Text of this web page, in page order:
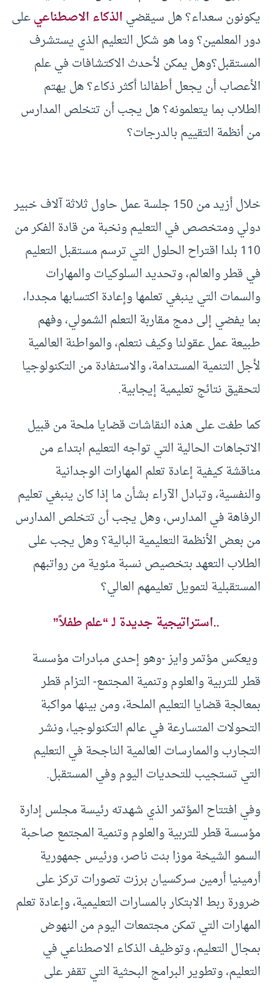
يكونون سعداء؟ هل سيقضيالذكاء الاصطناعيعلى
دور المعلمين؟ وما هو شكل التعليم الذي يستشرف
المستقبل؟وهل يمكن لأحدث الاكتشافات في علم
الأعصاب أن يجعل أطفالنا أكثر ذكاء؟ هل يهتم
الطلاب بما يتعلمونه؟ هل يجب أن تتخلص المدارس
من أنظمة التقييم بالدرجات؟
خلال أزيد من 150 جلسة عمل حاول ثلاثة آلاف خبير
دولي ومتخصص في التعليم ونخبة من قادة الفكر من
110 بلدا اقتراح الحلول التي ترسم مستقبل التعليم
في قطر والعالم، وتحديد السلوكيات والمهارات
والسمات التي ينبغي تعلمها وإعادة اكتسابها مجددا،
بما يفضي إلى دمج مقاربة التعلم الشمولي، وفهم
طبيعة عمل عقولنا وكيف نتعلم، والمواطنة العالمية
لأجل التنمية المستدامة، والاستفادة من التكنولوجيا
لتحقيق نتائج تعليمية إيجابية.
كما طغت على هذه النقاشات قضايا ملحة من قبيل
الاتجاهات الحالية التي تواجه التعليم ابتداء من
مناقشة كيفية إعادة تعلم المهارات الوجدانية
والنفسية، وتبادل الآراء بشأن ما إذا كان ينبغي تعليم
الرفاهة في المدارس، وهل يجب أن تتخلص المدارس
من بعض الأنظمة التعليمية البالية؟ وهل يجب على
الطلاب التعهد بتخصيص نسبة مئوية من رواتبهم
المستقبلية لتمويل تعليمهم العالي؟
..استراتيجية جديدة لـ “علم طفلاً”
ويعكس مؤتمر وايز -وهو إحدى مبادرات مؤسسة
قطر للتربية والعلوم وتنمية المجتمع- التزام قطر
بمعالجة قضايا التعليم الملحة، ومن بينها مواكبة
التحولات المتسارعة في عالم التكنولوجيا، ونشر
التجارب والممارسات العالمية الناجحة في التعليم
التي تستجيب للتحديات اليوم وفي المستقبل.
وفي افتتاح المؤتمر الذي شهدته رئيسة مجلس إدارة
مؤسسة قطر للتربية والعلوم وتنمية المجتمع صاحبة
السمو الشيخة موزا بنت ناصر، ورئيس جمهورية
أرمينيا أرمين سركسيان برزت تصورات تركز على
ضرورة ربط الابتكار بالمسارات التعليمية، وإعادة تعلم
المهارات التي تمكن مجتمعات اليوم من النهوض
بمجال التعليم، وتوظيف الذكاء الاصطناعي في
التعليم، وتطوير البرامج البحثية التي تقفر على